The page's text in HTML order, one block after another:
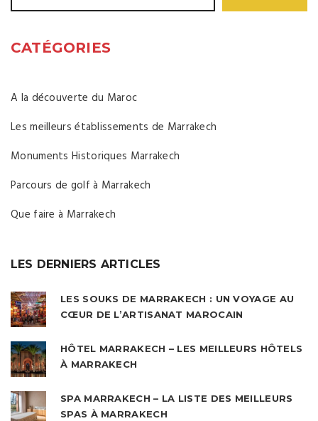
CATÉGORIES
A la découverte du Maroc
Les meilleurs établissements de Marrakech
Monuments Historiques Marrakech
Parcours de golf à Marrakech
Que faire à Marrakech
LES DERNIERS ARTICLES
LES SOUKS DE MARRAKECH : UN VOYAGE AU
CŒUR DE L’ARTISANAT MAROCAIN
HÔTEL MARRAKECH – LES MEILLEURS HÔTELS
À MARRAKECH
SPA MARRAKECH – LA LISTE DES MEILLEURS
SPAS À MARRAKECH